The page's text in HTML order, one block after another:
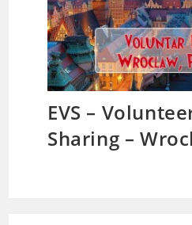
EVS –
Sharing –